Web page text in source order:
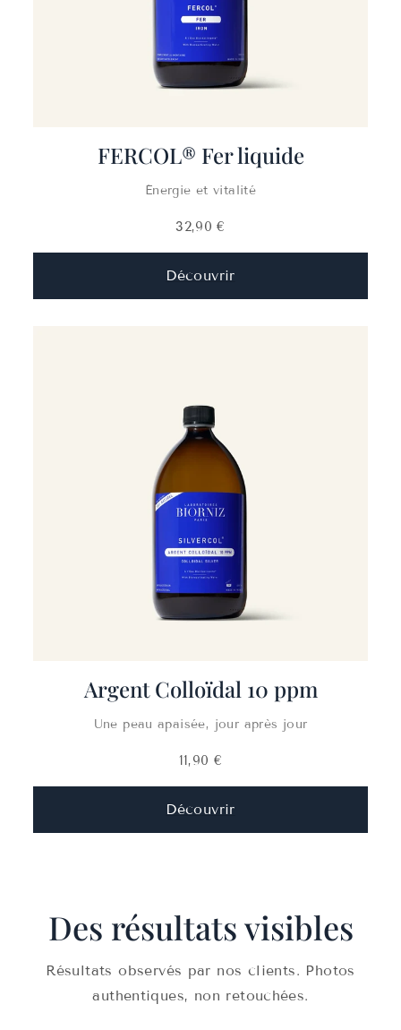
FERCOL® Fer liquide
Énergie et vitalité
32,90 €
Découvrir
Argent Colloïdal 10 ppm
Une peau apaisée, jour après jour
11,90 €
Découvrir
Des résultats visibles
Résultats observés par nos clients. Photos
authentiques, non retouchées.